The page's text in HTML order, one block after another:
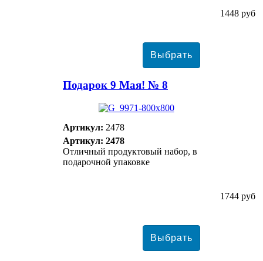
1448 руб
Подарок 9 Мая! № 8
Артикул: 2478
Артикул: 2478
Отличный продуктовый набор, в
подарочной упаковке
1744 руб